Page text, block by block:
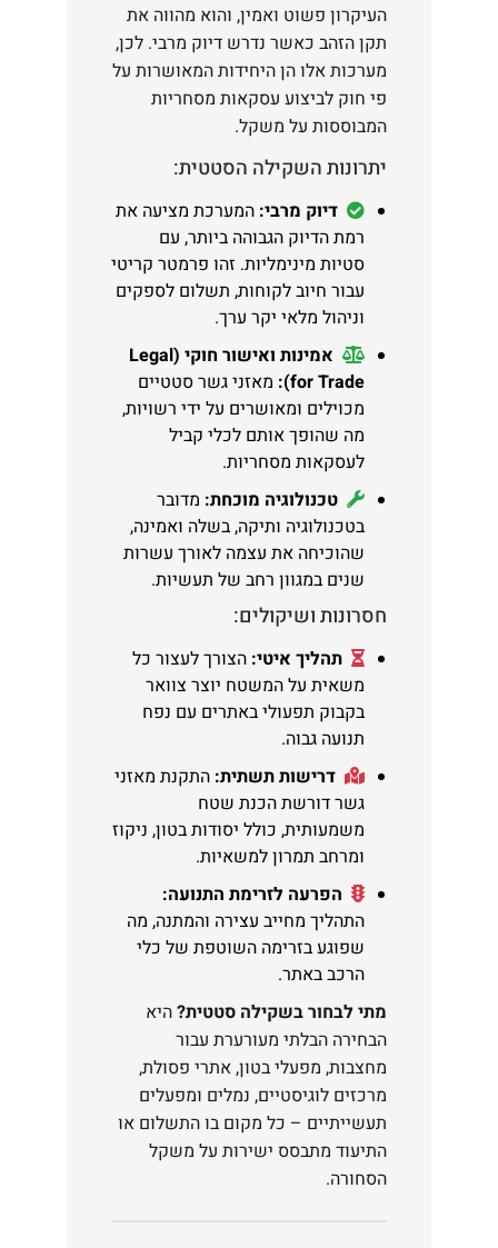
העיקרון פשוט ואמין, והוא מהווה את
תקן הזהב כאשר נדרש דיוק מרבי. לכן,
מערכות אלו הן היחידות המאושרות על
פי חוק לביצוע עסקאות מסחריות
המבוססות על משקל.
יתרונות השקילה הסטטית:
דיוק מרבי: המערכת מציעה את
רמת הדיוק הגבוהה ביותר, עם
סטיות מינימליות. זהו פרמטר קריטי
עבור חיוב לקוחות, תשלום לספקים
וניהול מלאי יקר ערך.
אמינות ואישור חוקי (Legal
for Trade):
מאזני גשר סטטיים
מכוילים ומאושרים על ידי רשויות,
מה שהופך אותם לכלי קביל
לעסקאות מסחריות.
טכנולוגיה מוכחת: מדובר
בטכנולוגיה ותיקה, בשלה ואמינה,
שהוכיחה את עצמה לאורך עשרות
שנים במגוון רחב של תעשיות.
חסרונות ושיקולים:
תהליך איטי: הצורך לעצור כל
משאית על המשטח יוצר צוואר
בקבוק תפעולי באתרים עם נפח
תנועה גבוה.
דרישות תשתית: התקנת מאזני
גשר דורשת הכנת שטח
משמעותית, כולל יסודות בטון, ניקוז
ומרחב תמרון למשאיות.
הפרעה לזרימת התנועה:
התהליך מחייב עצירה והמתנה, מה
שפוגע בזרימה השוטפת של כלי
הרכב באתר.
מתי לבחור בשקילה סטטית?היא
הבחירה הבלתי מעורערת עבור
מחצבות, מפעלי בטון, אתרי פסולת,
מרכזים לוגיסטיים, נמלים ומפעלים
תעשייתיים – כל מקום בו התשלום או
התיעוד מתבסס ישירות על משקל
הסחורה.